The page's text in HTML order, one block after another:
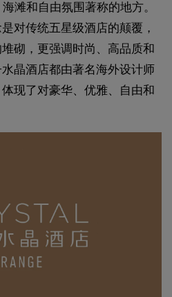
滩和自由氛围著称的地方。
对传统五星级酒店的颠覆，
砌，更强调时尚、高品质和
晶酒店都由著名海外设计师
现了对豪华、优雅、自由和